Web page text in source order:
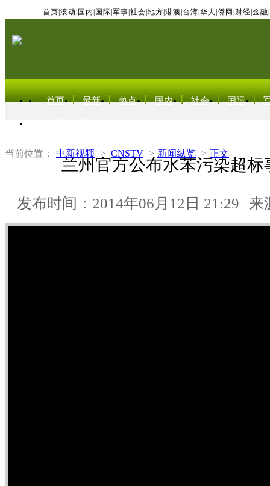
首页 滚动 国内 国际 军事 社会 地方 港澳 台湾 华人 侨网 财经 金融
首页 最新 热点 国内 社会 国际
当前位置： 中新视频 > CNSTV > 新闻纵览 > 正文
兰州官方公布水苯污染超标
发布时间：2014年06月12日 21:29 来